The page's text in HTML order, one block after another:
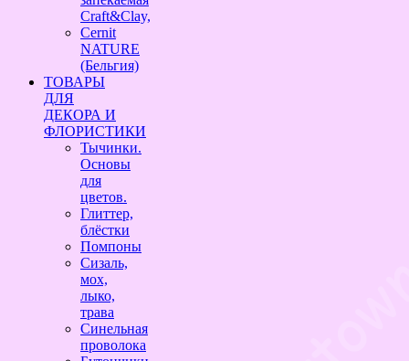
Craft&Clay,
Cernit
NATURE
(Бельгия)
ТОВАРЫ
ДЛЯ
ДЕКОРА И
ФЛОРИСТИКИ
Тычинки.
Основы
для
цветов.
Глиттер,
блёстки
Помпоны
Сизаль,
мох,
лыко,
трава
Синельная
проволока